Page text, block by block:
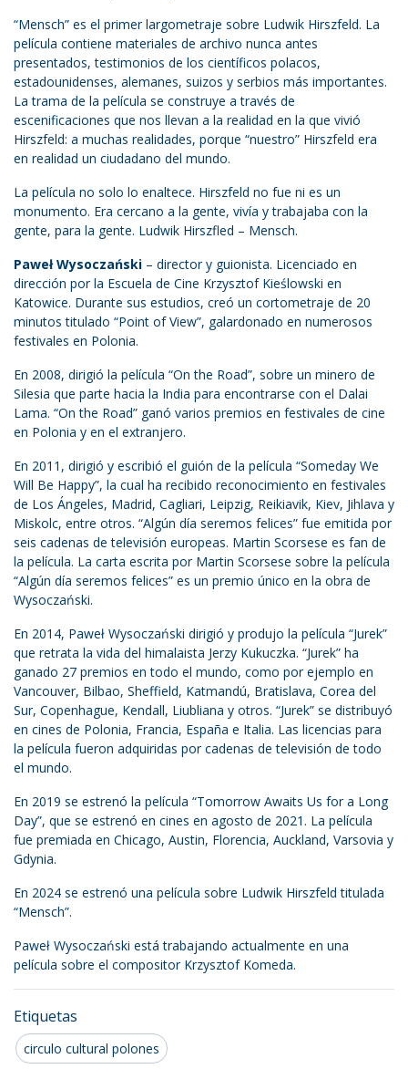
“Mensch” es el primer largometraje sobre Ludwik Hirszfeld. La
película contiene materiales de archivo nunca antes
presentados, testimonios de los científicos polacos,
estadounidenses, alemanes, suizos y serbios más importantes.
La trama de la película se construye a través de
escenificaciones que nos llevan a la realidad en la que vivió
Hirszfeld: a muchas realidades, porque “nuestro” Hirszfeld era
en realidad un ciudadano del mundo.
La película no solo lo enaltece. Hirszfeld no fue ni es un
monumento. Era cercano a la gente, vivía y trabajaba con la
gente, para la gente. Ludwik Hirszfled – Mensch.
Paweł Wysoczański – director y guionista. Licenciado en
dirección por la Escuela de Cine Krzysztof Kieślowski en
Katowice. Durante sus estudios, creó un cortometraje de 20
minutos titulado “Point of View”, galardonado en numerosos
festivales en Polonia.
En 2008, dirigió la película “On the Road”, sobre un minero de
Silesia que parte hacia la India para encontrarse con el Dalai
Lama. “On the Road” ganó varios premios en festivales de cine
en Polonia y en el extranjero.
En 2011, dirigió y escribió el guión de la película “Someday We
Will Be Happy”, la cual ha recibido reconocimiento en festivales
de Los Ángeles, Madrid, Cagliari, Leipzig, Reikiavik, Kiev, Jihlava y
Miskolc, entre otros. “Algún día seremos felices” fue emitida por
seis cadenas de televisión europeas. Martin Scorsese es fan de
la película. La carta escrita por Martin Scorsese sobre la película
“Algún día seremos felices” es un premio único en la obra de
Wysoczański.
En 2014, Paweł Wysoczański dirigió y produjo la película “Jurek”
que retrata la vida del himalaista Jerzy Kukuczka. “Jurek” ha
ganado 27 premios en todo el mundo, como por ejemplo en
Vancouver, Bilbao, Sheffield, Katmandú, Bratislava, Corea del
Sur, Copenhague, Kendall, Liubliana y otros. “Jurek” se distribuyó
en cines de Polonia, Francia, España e Italia. Las licencias para
la película fueron adquiridas por cadenas de televisión de todo
el mundo.
En 2019 se estrenó la película “Tomorrow Awaits Us for a Long
Day”, que se estrenó en cines en agosto de 2021. La película
fue premiada en Chicago, Austin, Florencia, Auckland, Varsovia y
Gdynia.
En 2024 se estrenó una película sobre Ludwik Hirszfeld titulada
“Mensch”.
Paweł Wysoczański está trabajando actualmente en una
película sobre el compositor Krzysztof Komeda.
Etiquetas
circulo cultural polones